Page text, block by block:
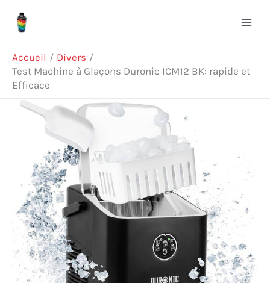
Accueil
Divers
Test Machine à Glaçons Duronic ICM12 BK: rapide et
Efficace
Rechercher